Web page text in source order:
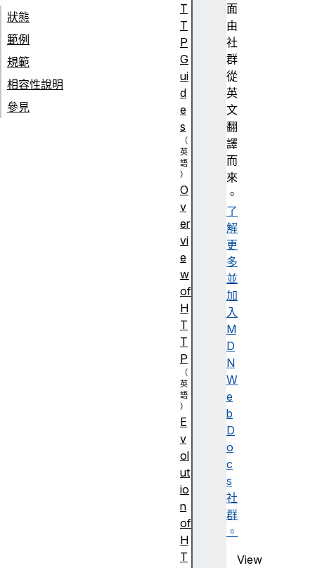
面
由
社
群
從
英
文
翻
譯
而
來
。
了
解
更
多
並
加
入
M
D
N
W
e
b
D
o
c
s
社
群
。
View
狀態
範例
規範
相容性說明
參見
T
T
P
G
ui
d
e
s
O
v
er
vi
e
w
of
H
T
T
P
E
v
ol
ut
io
n
of
H
T